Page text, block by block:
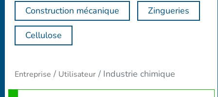
Construction mécanique Zingueries
Cellulose
Entreprise Utilisateur Industrie chimique